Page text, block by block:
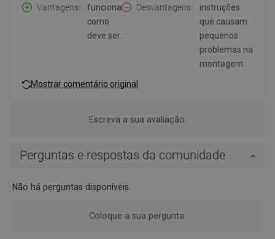
Vantagens:
funciona
como
deve ser.
Desvantagens:
instruções
que causam
pequenos
problemas na
montagem.
Mostrar comentário original
Escreva a sua avaliação.
Perguntas e respostas da comunidade
Não há perguntas disponíveis.
Coloque a sua pergunta.